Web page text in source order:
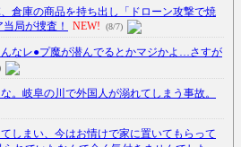
倉庫の商品を持ち出し「ドローン攻撃で焼
局が捜査！
NEW! (8/7)
なレ●プ魔が潜んでるとかマジかよ…さすが
。岐阜の川で外国人が溺れてしまう事故。
しまい、今はお情けで家に置いてもらって